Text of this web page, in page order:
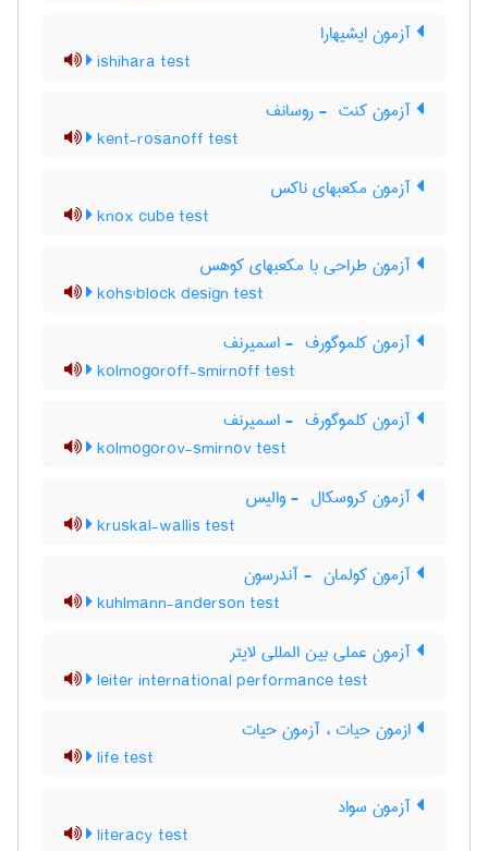
آزمون ایشیهارا
ishihara test
آزمون کنت ‎ - روسانف
kent-rosanoff test
آزمون مکعبهای ناکس
knox cube test
آزمون طراحی با مکعبهای کوهس
kohs'block design test
آزمون کلموگورف ‎ - اسمیرنف
kolmogoroff-smirnoff test
آزمون کلموگورف ‎ - اسمیرنف
kolmogorov-smirnov test
آزمون کروسکال ‎ - والیس
kruskal-wallis test
آزمون کولمان ‎ - آندرسون
kuhlmann-anderson test
آزمون عملی بین المللی لایتر
leiter international performance test
ازمون حیات ، آزمون حیات
life test
آزمون سواد
literacy test